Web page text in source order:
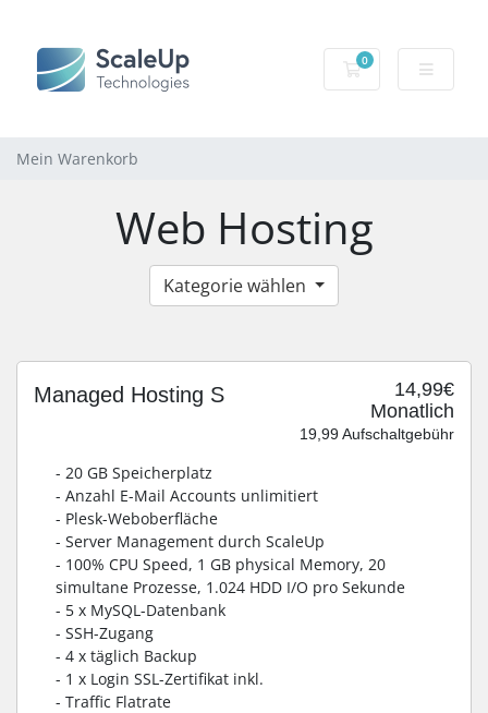
0
Mein Warenkorb
Mein Warenkorb
Web Hosting
Kategorie wählen
14,99€
Monatlich
19,99 Aufschaltgebühr
Managed Hosting S
- 20 GB Speicherplatz
- Anzahl E-Mail Accounts unlimitiert
- Plesk-Weboberfläche
- Server Management durch ScaleUp
- 100% CPU Speed, 1 GB physical Memory, 20
simultane Prozesse, 1.024 HDD I/O pro Sekunde
- 5 x MySQL-Datenbank
- SSH-Zugang
- 4 x täglich Backup
- 1 x Login SSL-Zertifikat inkl.
- Traffic Flatrate